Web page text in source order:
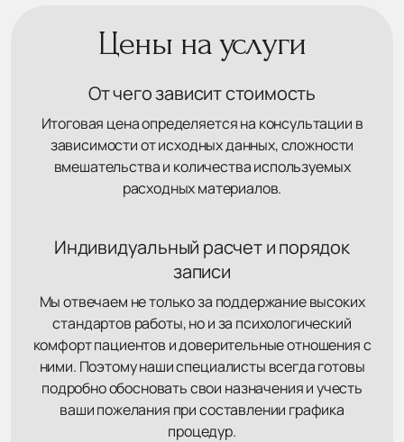
Цены на услуги
От чего зависит стоимость
Итоговая цена определяется на консультации в
зависимости от исходных данных, сложности
вмешательства и количества используемых
расходных материалов.
Индивидуальный расчет и порядок
записи
Мы отвечаем не только за поддержание высоких
стандартов работы, но и за психологический
комфорт пациентов и доверительные отношения с
ними. Поэтому наши специалисты всегда готовы
подробно обосновать свои назначения и учесть
ваши пожелания при составлении графика
процедур.